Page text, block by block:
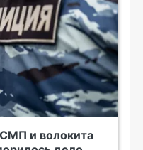
и волокита